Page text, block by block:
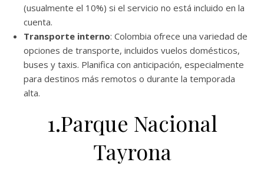
(usualmente el 10%) si el servicio no está incluido en la
cuenta.
Transporte interno: Colombia ofrece una variedad de
opciones de transporte, incluidos vuelos domésticos,
buses y taxis. Planifica con anticipación, especialmente
para destinos más remotos o durante la temporada
alta.
1.Parque Nacional
Tayrona